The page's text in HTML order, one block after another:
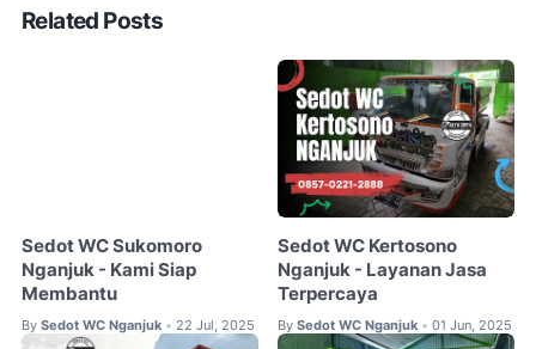
Related Posts
Sedot WC Sukomoro
Nganjuk - Kami Siap
Membantu
By Sedot WC Nganjuk • 22 Jul, 2025
Sedot WC Kertosono
Nganjuk - Layanan Jasa
Terpercaya
By Sedot WC Nganjuk • 01 Jun, 2025